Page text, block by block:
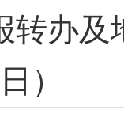
转办及
）